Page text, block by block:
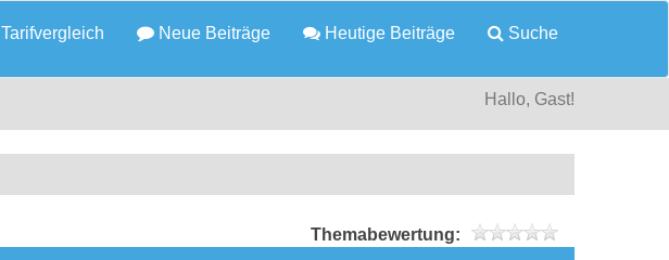
Tarifvergleich Neue Beiträge Heutige Beiträge Suche
Hallo, Gast!
Themabewertung: